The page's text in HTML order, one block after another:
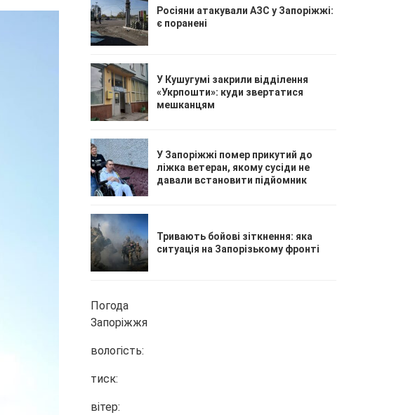
Росіяни атакували АЗС у Запоріжжі:
є поранені
У Кушугумі закрили відділення
«Укрпошти»: куди звертатися
мешканцям
У Запоріжжі помер прикутий до
ліжка ветеран, якому сусіди не
давали встановити підйомник
Тривають бойові зіткнення: яка
ситуація на Запорізькому фронті
Погода
Запоріжжя
вологість:
тиск:
вітер: